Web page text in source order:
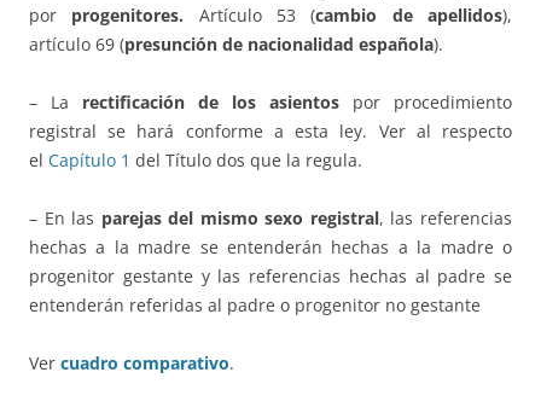
por progenitores. Artículo 53 (cambio de apellidos),
artículo 69 (presunción de nacionalidad española).
– La rectificación de los asientos por procedimiento
registral se hará conforme a esta ley. Ver al respecto
el Capítulo 1 del Título dos que la regula.
– En las parejas del mismo sexo registral, las referencias
hechas a la madre se entenderán hechas a la madre o
progenitor gestante y las referencias hechas al padre se
entenderán referidas al padre o progenitor no gestante
Ver cuadro comparativo.